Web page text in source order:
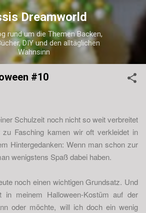
zum Hauptbereich
Dreamworld
rund um die Themen Backen,
DIY und den alltäglichen
Wahnsinn
#10
Schulzeit noch nicht so weit verbreitet
zu Fasching kamen wir oft verkleidet in
Hintergedanken: Wenn man schon zur
wenigstens Spaß dabei haben.
noch einen wichtigen Grundsatz. Und
meinem Halloween-Kostüm auf der
oder möchte, will ich doch ein wenig